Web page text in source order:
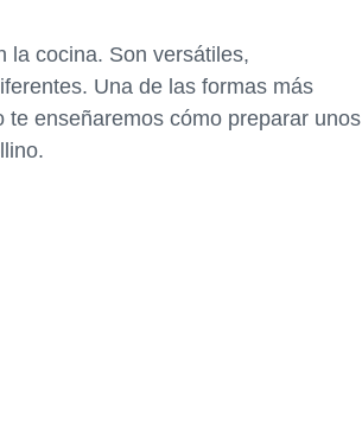
la cocina. Son versátiles,
Una de las formas más
enseñaremos cómo preparar unos